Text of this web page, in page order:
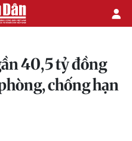
40,5 tỷ đồng
chống hạn